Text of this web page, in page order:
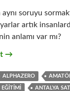
soruyu
artık
anlamı var mı?
ChatGPT,
→
ALPHAZERO
ANTALYA